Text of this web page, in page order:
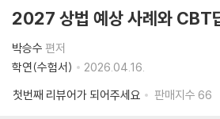
2027 상법 예상 사례와 CBT
박승수 편저
학연(수험서)
2026.04.16.
첫번째 리뷰어가 되어주세요
판매지수 66